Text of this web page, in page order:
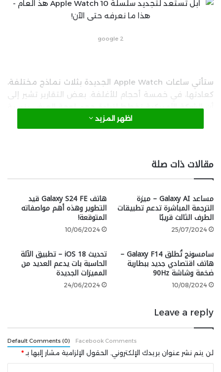
google 2
ستأتي ساعات Apple Watch الجديدة بثلاث نماذج مختلفة،
كعادتها، في خمسة أحجام للأغلفة. بعض التقارير تشير إلى
أن الشركة الأمريكية تخطط لزيادة حجم لوحة العرض بنسبة
12% وستصبح أغلفة الساعات أطول قليلاً مقارنةً بسابقتها.
قد تكون هذه هي أهم التغييرات الملحوظة في التصميم
الثاني على نفس تصميم ساعة Apple Watch من الجيل
الرابع التي تم إطلاقها في عام 2018. ولكن ستحصل ساعة
Apple Watch SE الجيل الثالث على تصميم مماثل لساعة
Apple Watch الجيل السابع التي تم طرحها بالأسواق في عام
2021.
منالمتوقعأن يحدث هذا فرقًا ملحوظًا في مظهر الساعة
الاقتصادية لكي تبدو أكثر حداثة مقارنةً بالجيلين السابقين
منها. إذا كانت هذه المعلومة صحيحة، فهذا يشير إلى
Watch الأساسية.
للتذكير، تم طرح الجيل الأول والثاني والثالث من ساعة Apple
Watch مع غلاف قياس 38 ملم، تم زيادة حجم الغلاف مع
الجيل الرابع إلى 40 ملم، ثم تم زيادة حجم الغلاف مرة أخرى
اظهر المزيد
مقالات ذات صلة
مساعد Galaxy AI – ميزة
الترجمة المباشرة تدعم تطبيقات
الطرف الثالث قريبًا
25/07/2024
هاتف Galaxy S24 FE قيد
التطوير وهذه أهم مواصفاته
المتوقعة!
10/06/2024
سامسونج تُطلق Galaxy F14 –
هاتف اقتصادي جديد ببطارية
ضخمة وشاشة 90Hz
10/08/2024
تحديث iOS 18 – تطبيق الآلة
الحاسبة بات يدعم العديد من
المميزات الجديدة
24/06/2024
Leave a reply
Default Comments (0) Facebook Comments
لن يتم نشر عنوان بريدك الإلكتروني. الحقول الإلزامية مشار إليها بـ *